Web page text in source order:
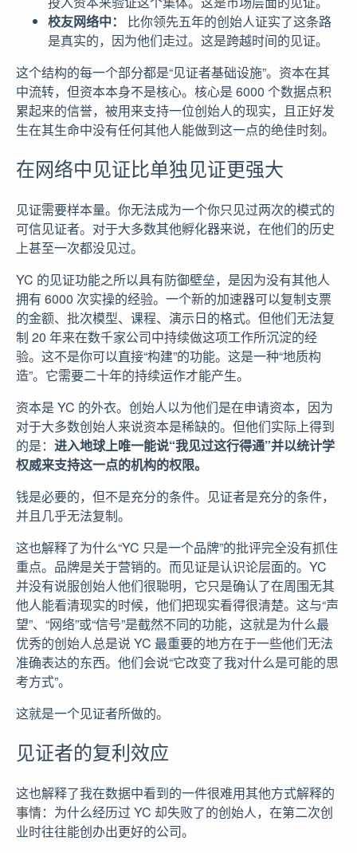
校友网络中：
比你领先五年的创始人证实了这条路
是真实的，因为他们走过。这是跨越时间的见证。
这个结构的每一个部分都是“见证者基础设施”。资本在其
中流转，但资本本身不是核心。核心是 6000 个数据点积
累起来的信誉，被用来支持一位创始人的现实，且正好发
生在其生命中没有任何其他人能做到这一点的绝佳时刻。
在网络中见证比单独见证更强大
见证需要样本量。你无法成为一个你只见过两次的模式的
可信见证者。对于大多数其他孵化器来说，在他们的历史
上甚至一次都没见过。
YC 的见证功能之所以具有防御壁垒，是因为没有其他人
拥有 6000 次实操的经验。一个新的加速器可以复制支票
的金额、批次模型、课程、演示日的格式。但他们无法复
制 20 年来在数千家公司中持续做这项工作所沉淀的经
验。这不是你可以直接“构建”的功能。这是一种“地质构
造”。它需要二十年的持续运作才能产生。
资本是 YC 的外衣。创始人以为他们是在申请资本，因为
对于大多数创始人来说资本是稀缺的。但他们实际上得到
的是： 进入地球上唯一能说“我见过这行得通”并以统计学
权威来支持这一点的机构的权限。
钱是必要的，但不是充分的条件。见证者是充分的条件，
并且几乎无法复制。
这也解释了为什么“YC 只是一个品牌”的批评完全没有抓住
重点。品牌是关于营销的。而见证是认识论层面的。YC
并没有说服创始人他们很聪明，它只是确认了在周围无其
他人能看清现实的时候，他们把现实看得很清楚。这与“声
望”、“网络”或“信号”是截然不同的功能，这就是为什么最
优秀的创始人总是说 YC 最重要的地方在于一些他们无法
准确表达的东西。他们会说“它改变了我对什么是可能的思
考方式”。
这就是一个见证者所做的。
见证者的复利效应
这也解释了我在数据中看到的一件很难用其他方式解释的
事情：为什么经历过 YC 却失败了的创始人，在第二次创
业时往往能创办出更好的公司。